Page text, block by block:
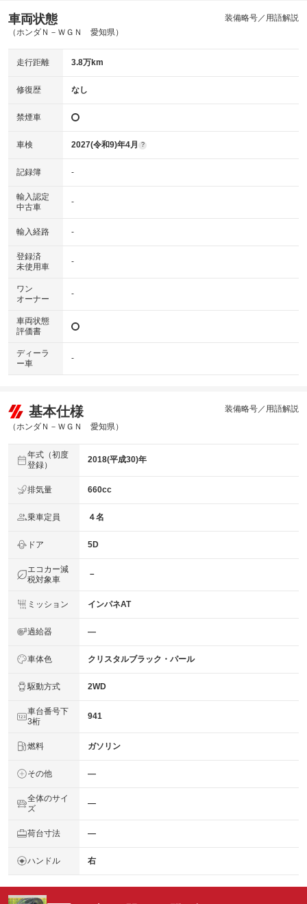
車両状態
（ホンダＮ－ＷＧＮ 愛知県）
装備略号／用語解説
走行距離 3.8万km
修復歴 なし
禁煙車
車検 2027(令和9)年4月 ?
記録簿 -
輸入認定
中古車
-
輸入経路 -
登録済
未使用車
-
ワン
オーナー
-
車両状態
評価書
ディーラ
ー車
-
基本仕様
（ホンダＮ－ＷＧＮ 愛知県）
装備略号／用語解説
年式（初度
登録）
2018(平成30)年
排気量 660cc
乗車定員 ４名
ドア 5D
エコカー減
税対象車
－
ミッション インパネAT
過給器 ―
車体色 クリスタルブラック・パール
駆動方式 2WD
車台番号下
3桁
941
燃料 ガソリン
その他 ―
全体のサイ
ズ
―
荷台寸法 ―
ハンドル 右